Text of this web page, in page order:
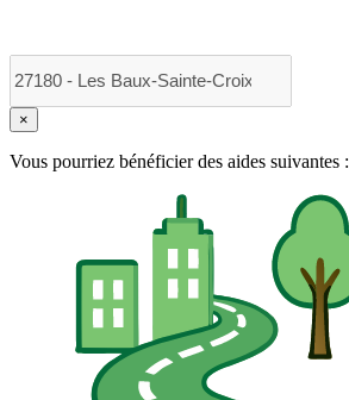
×
Vous pourriez bénéficier des aides suivantes :